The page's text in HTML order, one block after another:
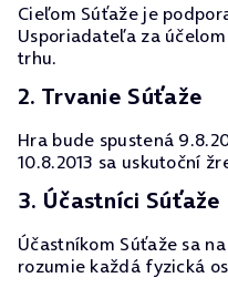
Cieľom Súťaže je
Usporiadateľa za
trhu.
2. Trvanie Súťaže
Hra bude spustená
10.8.2013 sa uskutoční
3. Účastníci Súťaže
Účastníkom Súťaže sa
rozumie každá fyzická